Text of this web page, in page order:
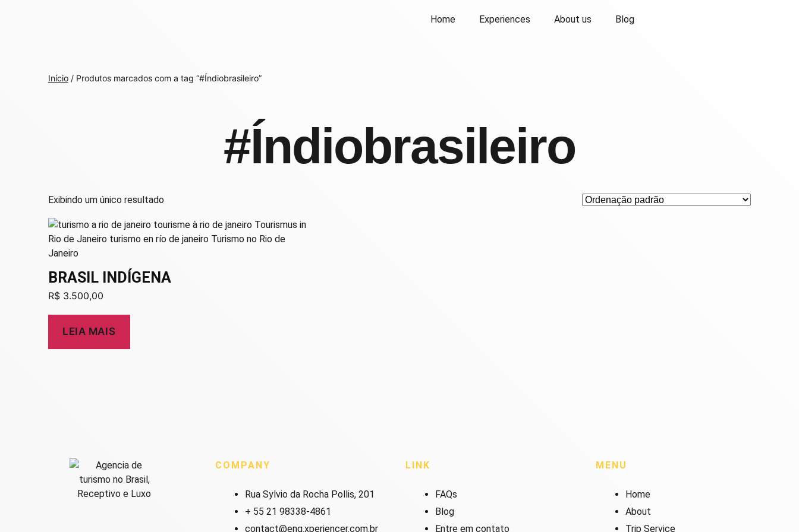
Home Experiences About us Blog
Início/ Produtos marcados com a tag “#Índiobrasileiro”
#Índiobrasileiro
Exibindo um único resultado
BRASIL INDÍGENA
R$3.500,00
LEIA MAIS
COMPANY
Rua Sylvio da Rocha Pollis, 201
+ 55 21 98338-4861
contact@eng.xperiencer.com.br
LINK
FAQs
Blog
Entre em contato
MENU
Home
About
Trip Service